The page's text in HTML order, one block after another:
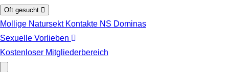
Oft gesucht
Mollige Natursekt Kontakte NS Dominas
Sexuelle Vorlieben
Kostenloser Mitgliederbereich